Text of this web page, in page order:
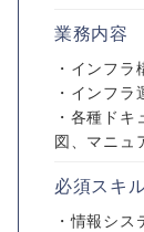
業務内容
・インフ
・インフラ
・各種ド
図、マニュ
必須スキ
・情報シ